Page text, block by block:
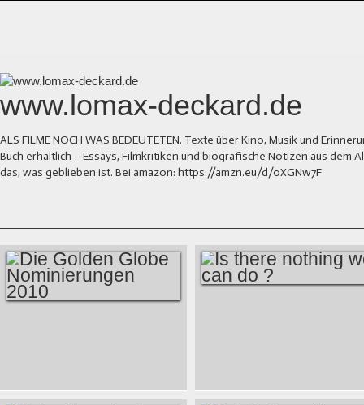
www.lomax-deckard.de
ALS FILME NOCH WAS BEDEUTETEN. Texte über Kino, Musik und
Buch erhältlich – Essays, Filmkritiken und biografische Notizen aus dem
das, was geblieben ist. Bei amazon: https://amzn.eu/d/0XGNw7F
NOMINIERUNGEN